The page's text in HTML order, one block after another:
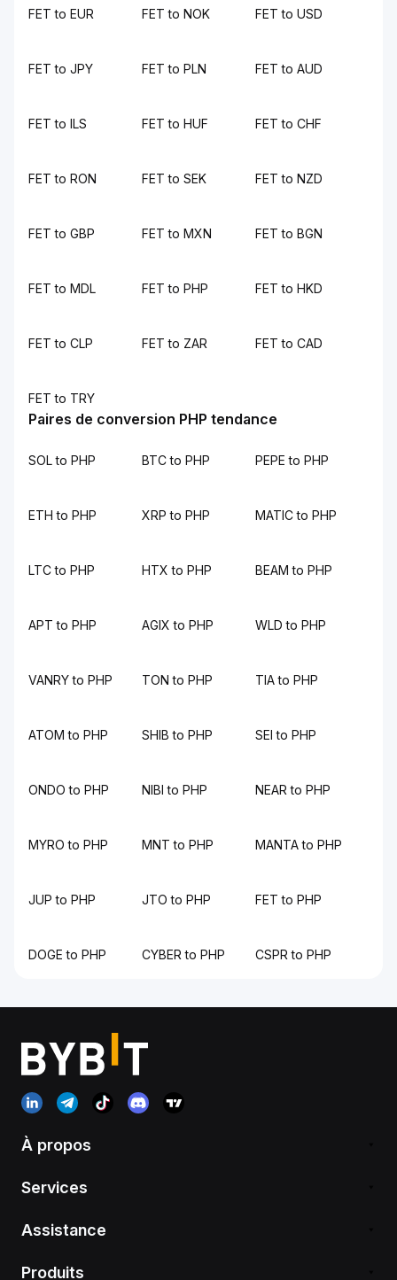
FET to EUR FET to NOK FET to USD
FET to JPY FET to PLN FET to AUD
FET to ILS FET to HUF FET to CHF
FET to RON FET to SEK FET to NZD
FET to GBP FET to MXN FET to BGN
FET to MDL FET to PHP FET to HKD
FET to CLP FET to ZAR FET to CAD
FET to TRY
Paires de conversion PHP tendance
SOL to PHP BTC to PHP PEPE to PHP
ETH to PHP XRP to PHP MATIC to PHP
LTC to PHP HTX to PHP BEAM to PHP
APT to PHP AGIX to PHP WLD to PHP
VANRY to PHP TON to PHP TIA to PHP
ATOM to PHP SHIB to PHP SEI to PHP
ONDO to PHP NIBI to PHP NEAR to PHP
MYRO to PHP MNT to PHP MANTA to PHP
JUP to PHP JTO to PHP FET to PHP
DOGE to PHP CYBER to PHP CSPR to PHP
À propos
Services
Assistance
Produits